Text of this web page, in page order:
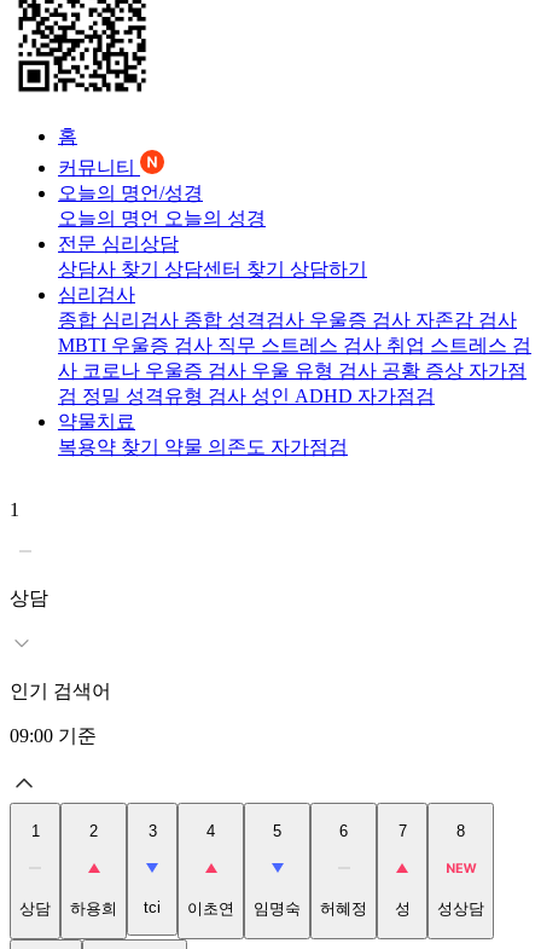
홈
커뮤니티
오늘의 명언/성경
오늘의 명언 오늘의 성경
전문 심리상담
상담사 찾기 상담센터 찾기 상담하기
심리검사
종합 심리검사 종합 성격검사 우울증 검사 자존감 검사
MBTI 우울증 검사 직무 스트레스 검사 취업 스트레스 검
사 코로나 우울증 검사 우울 유형 검사 공황 증상 자가점
검 정밀 성격유형 검사 성인 ADHD 자가점검
약물치료
복용약 찾기 약물 의존도 자가점검
1
상담
인기 검색어
09:00 기준
1
상담
2
하용희
3
tci
4
이초연
5
임명숙
6
허혜정
7
성
8
성상담